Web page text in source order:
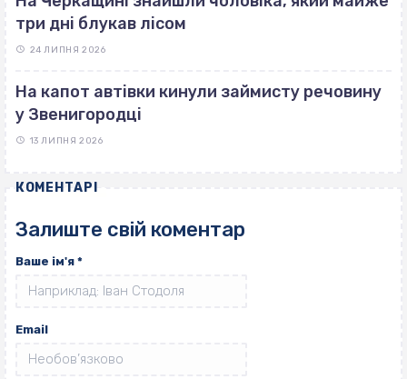
три дні блукав лісом
24 ЛИПНЯ 2026
На капот автівки кинули займисту речовину
у Звенигородці
13 ЛИПНЯ 2026
КОМЕНТАРІ
Залиште свій коментар
Ваше ім'я *
Email